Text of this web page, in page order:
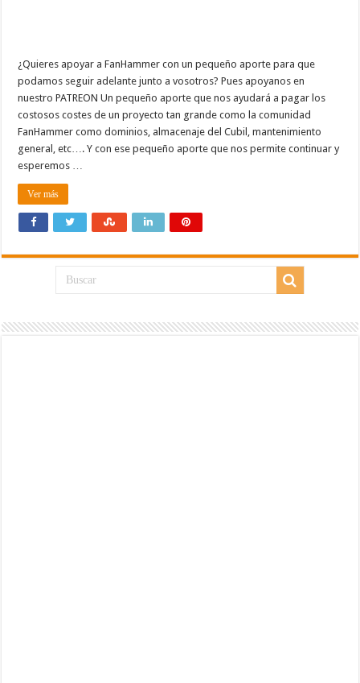
¿Quieres apoyar a FanHammer con un pequeño aporte para que
podamos seguir adelante junto a vosotros? Pues apoyanos en
nuestro PATREON Un pequeño aporte que nos ayudará a pagar los
costosos costes de un proyecto tan grande como la comunidad
FanHammer como dominios, almacenaje del Cubil, mantenimiento
general, etc…. Y con ese pequeño aporte que nos permite continuar y
esperemos …
Ver más